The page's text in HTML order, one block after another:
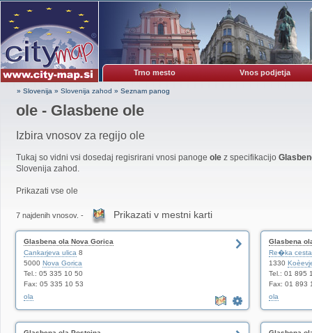
Trno mesto Vnos podjetja
» Slovenija » Slovenija zahod » Seznam panog
ole - Glasbene ole
Izbira vnosov za regijo ole
Tukaj so vidni vsi dosedaj regisrirani vnosi panoge ole z specifikacijo
Slovenija zahod.
Prikazati vse ole
7 najdenih vnosov. - Prikazati v mestni karti
Glasbena ola Nova Gorica
Cankarjeva ulica 8
5000 Nova Gorica
Tel.: 05 335 10 50
Fax: 05 335 10 53
ola
Glasbena
Re�ka cesta
1330
Tel.: 01 895
Fax: 01 893
ola